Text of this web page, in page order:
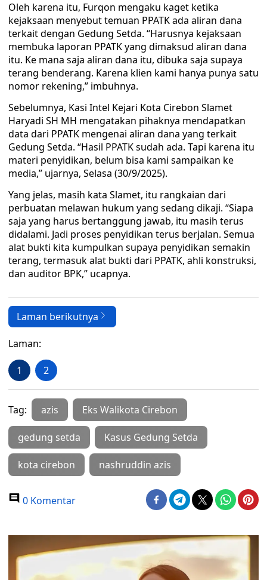
Oleh karena itu, Furqon mengaku kaget ketika
kejaksaan menyebut temuan PPATK ada aliran dana
terkait dengan Gedung Setda. “Harusnya kejaksaan
membuka laporan PPATK yang dimaksud aliran dana
itu. Ke mana saja aliran dana itu, dibuka saja supaya
terang benderang. Karena klien kami hanya punya satu
nomor rekening,” imbuhnya.
Sebelumnya, Kasi Intel Kejari Kota Cirebon Slamet
Haryadi SH MH mengatakan pihaknya mendapatkan
data dari PPATK mengenai aliran dana yang terkait
Gedung Setda. “Hasil PPATK sudah ada. Tapi karena itu
materi penyidikan, belum bisa kami sampaikan ke
media,” ujarnya, Selasa (30/9/2025).
Yang jelas, masih kata Slamet, itu rangkaian dari
perbuatan melawan hukum yang sedang dikaji. “Siapa
saja yang harus bertanggung jawab, itu masih terus
didalami. Jadi proses penyidikan terus berjalan. Semua
alat bukti kita kumpulkan supaya penyidikan semakin
terang, termasuk alat bukti dari PPATK, ahli konstruksi,
dan auditor BPK,” ucapnya.
Laman berikutnya
Laman:
1 2
Tag: azis Eks Walikota Cirebon
gedung setda Kasus Gedung Setda
kota cirebon nashruddin azis
0 Komentar